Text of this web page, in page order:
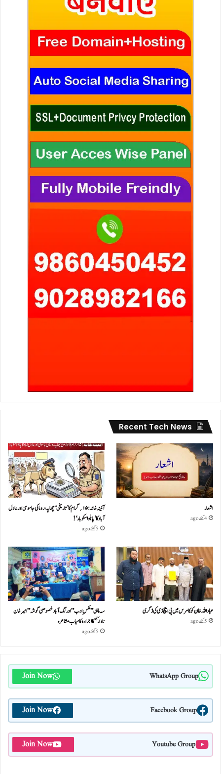
Recent Tech News
اشعار
4 گھنٹے ago
آئینہ خانہ :۱۵؍گرام کا ’تاریخی‘ چھاپہ، روما کی جاسوسی اور عادل
آباد کا ’پابلو اسکوبار‘!
5 گھنٹے ago
عباداللہ خان کو کامرس میں پی ایچ ڈی کی ڈگری
5 گھنٹے ago
سہ ماہی ” عکسِ ادب” اورنگ آباد خصوصی گو شہ ” امیر خان
نادا رؔ ” کا اجراء و کامیاب مشا عر ہ
5 گھنٹے ago
WhatsApp Group
Join Now
Facebook Group
Join Now
Youtube Group
Join Now